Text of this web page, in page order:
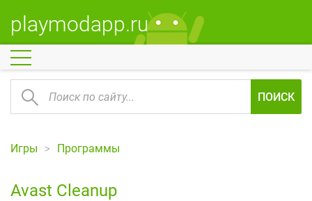
playmodapp.ru
ПОИСК
Игры Программы
Avast Cleanup